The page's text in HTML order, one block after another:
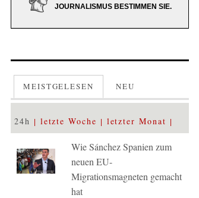
JOURNALISMUS BESTIMMEN SIE.
MEISTGELESEN NEU
24h letzte Woche letzter Monat
Wie Sánchez Spanien zum
neuen EU-
Migrationsmagneten gemacht
hat